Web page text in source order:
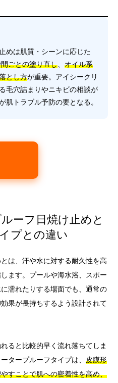
めは肌質・シーンに応じた
ごとの塗り直し
オイル系
とし方が重要。アイシークリ
毛穴詰まりやニキビの相談が
肌トラブル予防の要となる。
ーフ日焼け止めと
プとの違い
は、汗や水に対する耐久性を高
ます。プールや海水浴、スポー
濡れたりする場面でも、通常の
果が長持ちするよう設計されて
ると比較的早く流れ落ちてしま
タープルーフタイプは、 皮膜形
すことで肌への密着性を高め、